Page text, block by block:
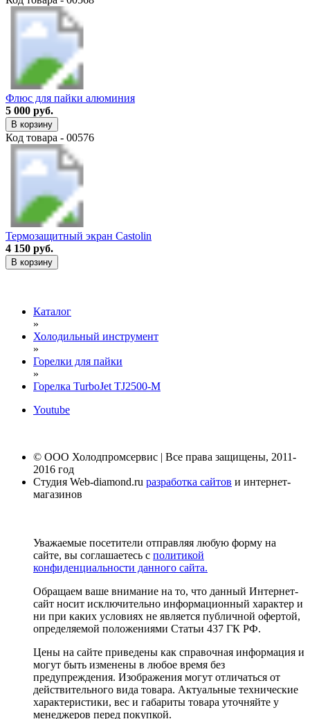
Флюс для пайки алюминия
5 000 руб.
В корзину
Код товара - 00576
Термозащитный экран Castolin
4 150 руб.
В корзину
Каталог
»
Холодильный инструмент
»
Горелки для пайки
»
Горелка TurboJet TJ2500-M
Youtube
© ООО Холодпромсервис | Все права защищены, 2011-
2016 год
Студия Web-diamond.ru разработка сайтов и интернет-
магазинов
Уважаемые посетители отправляя любую форму на
сайте, вы соглашаетесь с политикой
конфиденциальности данного сайта.
Обращаем ваше внимание на то, что данный Интернет-
сайт носит исключительно информационный характер и
ни при каких условиях не является публичной офертой,
определяемой положениями Статьи 437 ГК РФ.
Цены на сайте приведены как справочная информация и
могут быть изменены в любое время без
предупреждения. Изображения могут отличаться от
действительного вида товара. Актуальные технические
характеристики, вес и габариты товара уточняйте у
менеджеров перед покупкой.